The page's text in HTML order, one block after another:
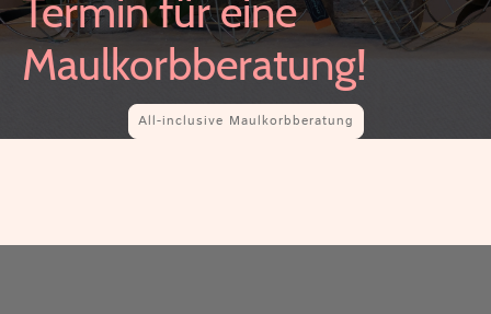
Termin für eine
Maulkorbberatung!
All-inclusive Maulkorbberatung